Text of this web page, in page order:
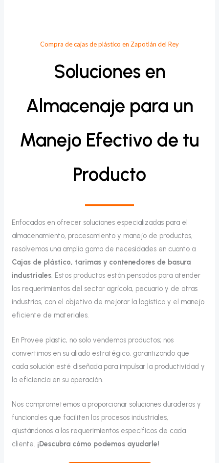
Compra de cajas de plástico en Zapotlán del Rey
Soluciones en
Almacenaje para un
Manejo Efectivo de tu
Producto
Enfocados en ofrecer soluciones especializadas para el
almacenamiento, procesamiento y manejo de productos,
resolvemos una amplia gama de necesidades en cuanto a
Cajas de plástico, tarimas y contenedores de basura
industriales. Estos productos están pensados para atender
los requerimientos del sector agrícola, pecuario y de otras
industrias, con el objetivo de mejorar la logística y el manejo
eficiente de materiales.
En Provee plastic, no solo vendemos productos; nos
convertimos en su aliado estratégico, garantizando que
cada solución esté diseñada para impulsar la productividad y
la eficiencia en su operación.
Nos comprometemos a proporcionar soluciones duraderas y
funcionales que faciliten los procesos industriales,
ajustándonos a los requerimientos específicos de cada
cliente. ¡Descubra cómo podemos ayudarle!